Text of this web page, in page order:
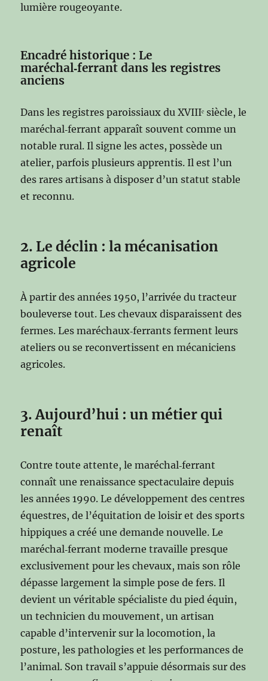
lumière rougeoyante.
Encadré historique : Le
maréchal‑ferrant dans les registres
anciens
Dans les registres paroissiaux du XVIIIᵉ siècle, le
maréchal‑ferrant apparaît souvent comme un
notable rural. Il signe les actes, possède un
atelier, parfois plusieurs apprentis. Il est l’un
des rares artisans à disposer d’un statut stable
et reconnu.
2. Le déclin : la mécanisation
agricole
À partir des années 1950, l’arrivée du tracteur
bouleverse tout. Les chevaux disparaissent des
fermes. Les maréchaux‑ferrants ferment leurs
ateliers ou se reconvertissent en mécaniciens
agricoles.
3. Aujourd’hui : un métier qui
renaît
Contre toute attente, le maréchal‑ferrant
connaît une renaissance spectaculaire depuis
les années 1990. Le développement des centres
équestres, de l’équitation de loisir et des sports
hippiques a créé une demande nouvelle. Le
maréchal‑ferrant moderne travaille presque
exclusivement pour les chevaux, mais son rôle
dépasse largement la simple pose de fers. Il
devient un véritable spécialiste du pied équin,
un technicien du mouvement, un artisan
capable d’intervenir sur la locomotion, la
posture, les pathologies et les performances de
l’animal. Son travail s’appuie désormais sur des